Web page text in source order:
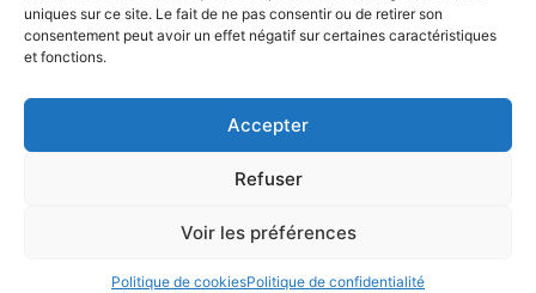
uniques sur ce site. Le fait de ne pas consentir ou de retirer son
consentement peut avoir un effet négatif sur certaines caractéristiques
et fonctions.
Accepter
Refuser
Voir les préférences
Politique de cookiesPolitique de confidentialité
Envoyer
ALAIN WANG